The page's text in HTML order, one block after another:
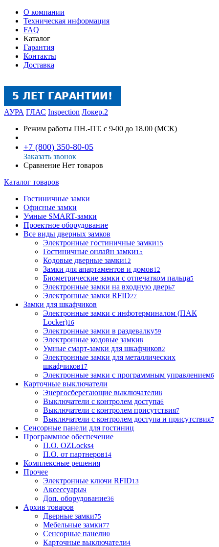
О компании
Техническая информация
FAQ
Каталог
Гарантия
Контакты
Доставка
АУРА ГЛАС Inspection Локер.2
Режим работы ПН.-ПТ. с 9-00 до 18.00 (МСК)
+7 (800) 350-80-05
Заказать звонок
Сравнение Нет товаров
Каталог товаров
Гостиничные замки
Офисные замки
Умные SMART-замки
Проектное оборудование
Все виды дверных замков
Электронные гостиничные замки15
Гостиничные онлайн замки15
Кодовые дверные замки12
Замки для апартаментов и домов12
Биометрические замки с отпечатком пальца5
Электронные замки на входную дверь7
Электронные замки RFID27
Замки для шкафчиков
Электронные замки с инфотерминалом (ПАК
Locker)16
Электронные замки в раздевалку59
Электронные кодовые замки8
Умные смарт-замки для шкафчиков2
Электронные замки для металлических
шкафчиков17
Электронные замки с программным управлением6
Карточные выключатели
Энергосберегающие выключатели8
Выключатели с контролем доступа6
Выключатели с контролем присутствия7
Выключатели с контролем доступа и присутствия7
Сенсорные панели для гостиниц
Программное обеспечение
П.О. OZLocks4
П.О. от партнеров14
Комплексные решения
Прочее
Электронные ключи RFID13
Аксессуары9
Доп. оборудование36
Архив товаров
Дверные замки75
Мебельные замки77
Сенсорные панели0
Карточные выключатели4